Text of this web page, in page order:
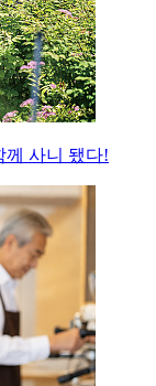
께 사니 됐다!